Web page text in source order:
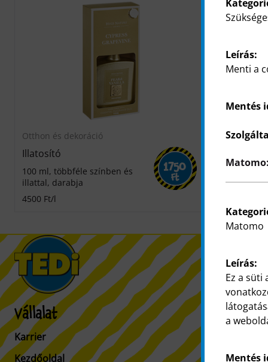
Otthon és dekoráció
Illatosító
100 ml, többféle színben és
illattal, darabja
4500 Ft/l
1750
Ft
Vállalat
Karrier
Kezdőoldal
Ügyfelek
Üzletkereső
Leírás:
Menti a
Mentés
Matomo
Leírás:
Ez a süti
a
Mentés